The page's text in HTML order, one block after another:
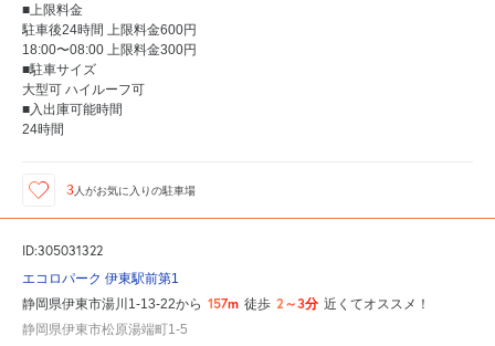
■上限料金
駐車後24時間 上限料金600円
18:00〜08:00 上限料金300円
■駐車サイズ
大型可 ハイルーフ可
■入出庫可能時間
24時間
3 人がお気に入りの駐車場
ID:305031322
エコロパーク 伊東駅前第1
静岡県伊東市湯川1-13-22から 157m 徒歩 2～3分 近くてオススメ！
静岡県伊東市松原湯端町1-5